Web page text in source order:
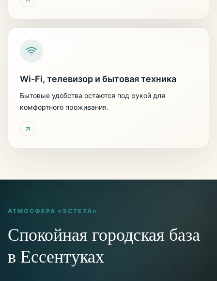
Wi-Fi, телевизор и бытовая техника
Бытовые удобства остаются под рукой для
комфортного проживания.
АТМОСФЕРА «ЭСТЕТА»
Спокойная городская база
в Ессентуках